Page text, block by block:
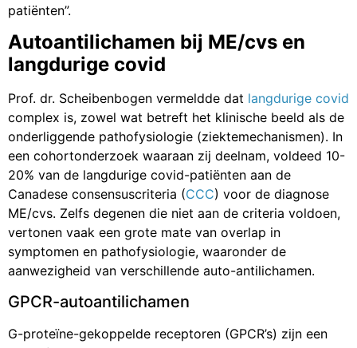
patiënten”.
Autoantilichamen bij ME/cvs en
langdurige covid
Prof. dr. Scheibenbogen vermeldde dat langdurige covid
complex is, zowel wat betreft het klinische beeld als de
onderliggende pathofysiologie (ziektemechanismen). In
een cohortonderzoek waaraan zij deelnam, voldeed 10-
20% van de langdurige covid-patiënten aan de
Canadese consensuscriteria (CCC) voor de diagnose
ME/cvs. Zelfs degenen die niet aan de criteria voldoen,
vertonen vaak een grote mate van overlap in
symptomen en pathofysiologie, waaronder de
aanwezigheid van verschillende auto-antilichamen.
GPCR-autoantilichamen
G-proteïne-gekoppelde receptoren (GPCR’s) zijn een